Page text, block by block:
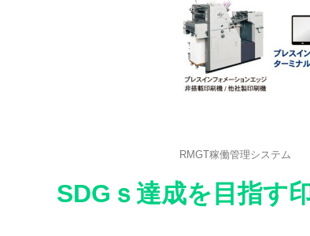
RMGT稼働管理システム
SDGｓ達成を目指す